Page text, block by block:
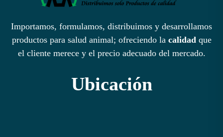
Importamos, formulamos, distribuimos y desarrollamos
productos para salud animal; ofreciendo lacalidadque
el cliente merece y el precio adecuado del mercado.
Ubicación